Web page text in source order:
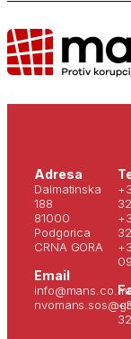
Adresa
Dalmatinska
188
81000
Podgorica
CRNA GORA
Email